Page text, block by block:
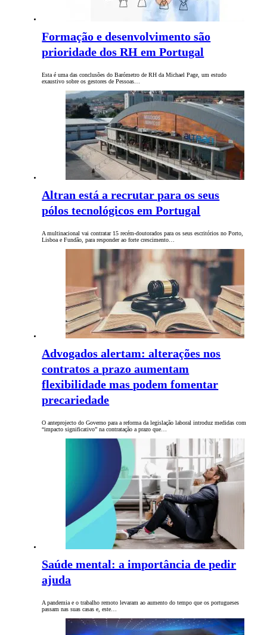
Formação e desenvolvimento são
prioridade dos RH em Portugal
Esta é uma das conclusões do Barómetro de RH da Michael Page, um estudo
exaustivo sobre os gestores de Pessoas…
Altran está a recrutar para os seus
pólos tecnológicos em Portugal
A multinacional vai contratar 15 recém-doutorados para os seus escritórios no Porto,
Lisboa e Fundão, para responder ao forte crescimento…
Advogados alertam: alterações nos
contratos a prazo aumentam
flexibilidade mas podem fomentar
precariedade
O anteprojecto do Governo para a reforma da legislação laboral introduz medidas com
“impacto significativo” na contratação a prazo que…
Saúde mental: a importância de pedir
ajuda
A pandemia e o trabalho remoto levaram ao aumento do tempo que os portugueses
passam nas suas casas e, este…